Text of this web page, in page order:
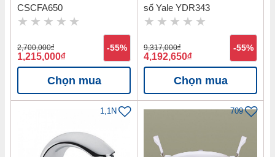
CSCFA650
2,700,000đ
1,215,000đ
-55%
Chọn mua
số Yale YDR343
9,317,000đ
4,192,650đ
-55%
Chọn mua
1,1N 709